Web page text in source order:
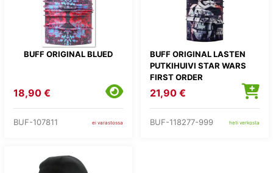
BUFF ORIGINAL BLUED
18,90 €
BUF-107811 ei varastossa
BUFF ORIGINAL LASTEN
PUTKIHUIVI STAR WARS
FIRST ORDER
21,90 €
BUF-118277-999 heti verkosta